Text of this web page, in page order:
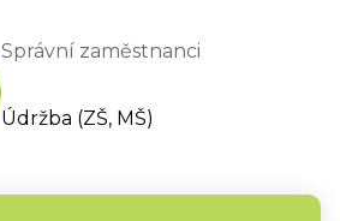
Správní zaměstnanci
Údržba (ZŠ, MŠ)